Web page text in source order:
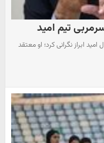
تیم امید
ابراز نگرانی کرد؛ او معتقد